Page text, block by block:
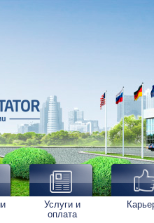
Услуги и
оплата